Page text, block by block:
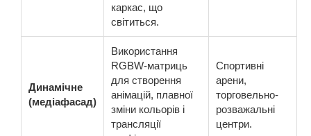
каркас, що
світиться.
Динамічне
(медіафасад)
Використання
RGBW-матриць
для створення
анімацій, плавної
зміни кольорів і
трансляції
Спортивні
арени,
торговельно-
розважальні
центри.